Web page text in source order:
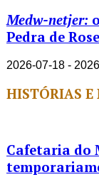
Medw-netjer:
Pedra de
2026-07-18 -
HISTÓRIAS E
Cafetaria do